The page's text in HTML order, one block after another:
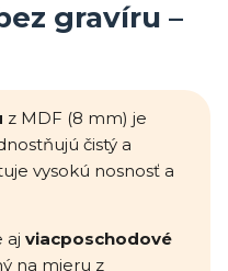
gravíru –
z MDF (8 mm) je
čistý a
vysokú nosnosť a
aj viacposchodové
na mieru z